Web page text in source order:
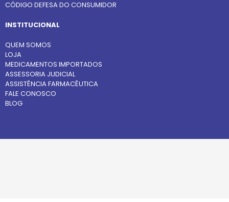
CÓDIGO DEFESA DO CONSUMIDOR
INSTITUCIONAL
QUEM SOMOS
LOJA
MEDICAMENTOS IMPORTADOS
ASSESSORIA JUDICIAL
ASSISTÊNCIA FARMACÊUTICA
FALE CONOSCO
BLOG